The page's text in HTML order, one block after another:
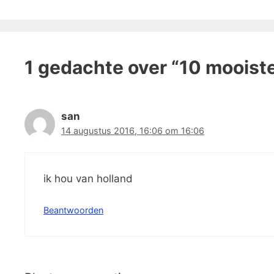
1 gedachte over “10
san
14 augustus 2016, 16:06 om 16:06
ik hou van holland
Beantwoorden